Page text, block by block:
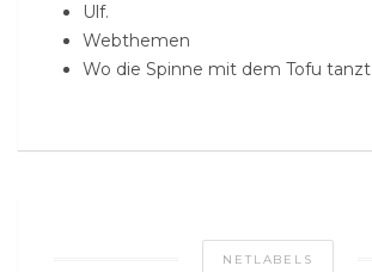
Ulf.
Webthemen
Wo die Spinne mit dem Tofu tanzt
NETLABELS